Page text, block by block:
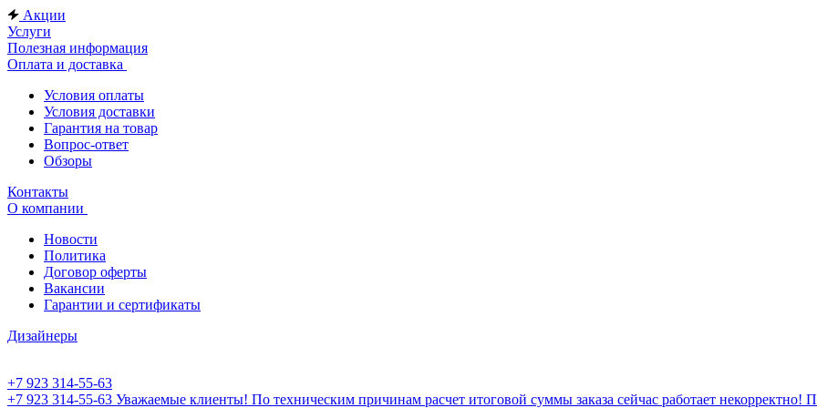
Акции
Услуги
Полезная информация
Оплата и доставка
Условия оплаты
Условия доставки
Гарантия на товар
Вопрос-ответ
Обзоры
Контакты
О компании
Новости
Политика
Договор оферты
Вакансии
Гарантии и сертификаты
Дизайнеры
+7 923 314-55-63
+7 923 314-55-63 Уважаемые клиенты! По техническим причинам расчет итоговой суммы заказа сейчас работает